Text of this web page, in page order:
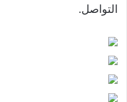
التواصل.